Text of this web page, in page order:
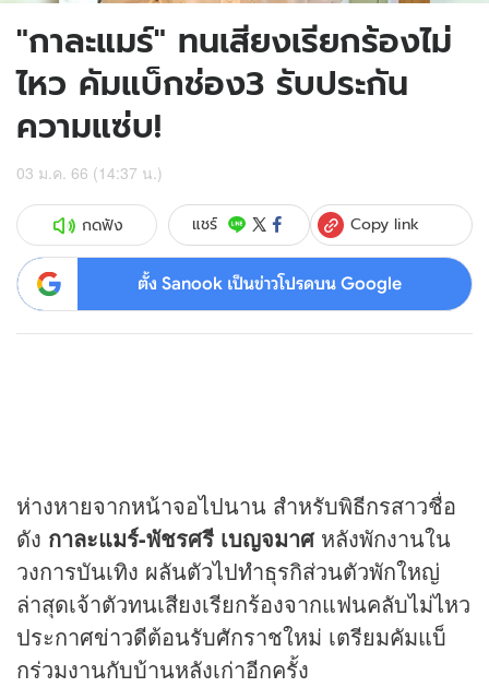
"กาละแมร์" ทนเสียงเรียกร้องไม่
ไหว คัมแบ็กช่อง3 รับประกัน
ความแซ่บ!
03 ม.ค. 66 (14:37 น.)
กดฟัง แชร์ Copy link
ตั้ง Sanook เป็นข่าวโปรดบน Google
ห่างหายจากหน้าจอไปนาน สำหรับพิธีกรสาวชื่อ
ดัง กาละแมร์-พัชรศรี เบญจมาศ หลังพักงานใน
วงการบันเทิง ผลันตัวไปทำธุรกิส่วนตัวพักใหญ่
ล่าสุดเจ้าตัวทนเสียงเรียกร้องจากแฟนคลับไม่ไหว
ประกาศข่าวดีต้อนรับศักราชใหม่ เตรียมคัมแบ็
กร่วมงานกับบ้านหลังเก่าอีกครั้ง